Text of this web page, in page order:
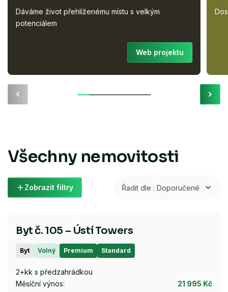
Dáváme život přehlíženému místu s velkým
potenciálem
Web projektu
Všechny nemovitosti
Zobrazit filtry Řadit dle : Doporučené
Byt č. 105 – Ústí Towers
Byt Volný Premium Standard
2+kk s předzahrádkou
Měsíční výnos:
21 995 Kč